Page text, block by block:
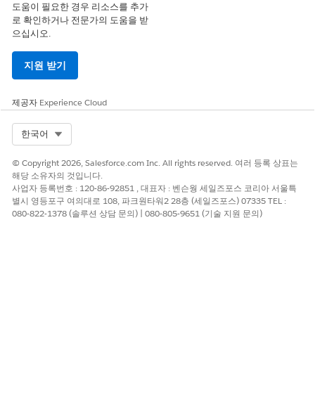
도움이 필요한 경우 리소스를 추가
로 확인하거나 전문가의 도움을 받
으십시오.
지원 받기
제공자 Experience Cloud
한국어
© Copyright 2026, Salesforce.com Inc. All rights reserved. 여러 등록 상표는
해당 소유자의 것입니다.
사업자 등록번호 : 120-86-92851 , 대표자 : 벤슨웡 세일즈포스 코리아 서울특
별시 영등포구 여의대로 108, 파크원타워2 28층 (세일즈포스) 07335 TEL :
080-822-1378 (솔루션 상담 문의) | 080-805-9651 (기술 지원 문의)